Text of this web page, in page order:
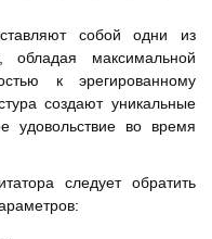
собой одни из
обладая максимальной
к эрегированному
создают уникальные
удовольствие во время
следует обратить